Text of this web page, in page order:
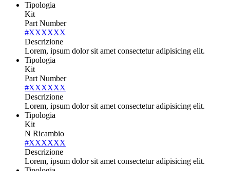
Tipologia
Kit
Part Number
#XXXXXX
Descrizione
Lorem, ipsum dolor sit amet consectetur adipisicing elit.
Tipologia
Kit
Part Number
#XXXXXX
Descrizione
Lorem, ipsum dolor sit amet consectetur adipisicing elit.
Tipologia
Kit
N Ricambio
#XXXXXX
Descrizione
Lorem, ipsum dolor sit amet consectetur adipisicing elit.